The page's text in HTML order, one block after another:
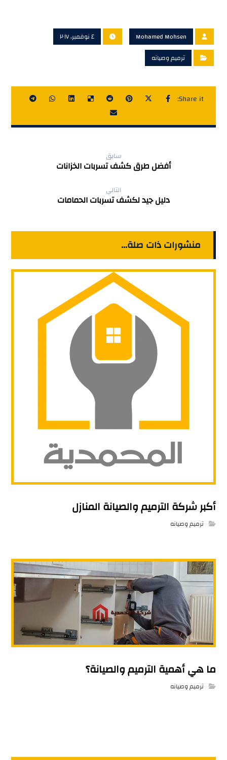
Mohamed Mohsen
٤ نوفمبر، ٢٠١٧
ترميم وصيانه
سابق
أفضل طرق كشف تسربات الخزانات
التالي
دليل جيد لكشف تسربات الحمامات
منشورات ذات صلة...
أكبر شركة الترميم والصيانة المنازل
ترميم وصيانه
ما هي أهمية الترميم والصيانة؟
ترميم وصيانه